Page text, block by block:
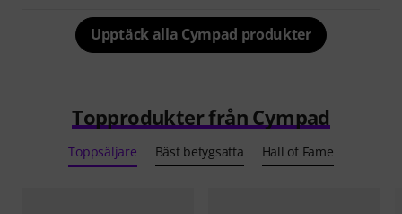
Upptäck alla Cympad produkter
Topprodukter från Cympad
Toppsäljare Bäst betygsatta Hall of Fame